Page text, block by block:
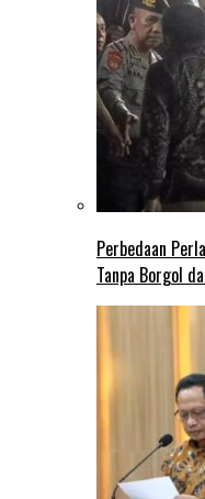
Perbedaan
Tanpa Borgol